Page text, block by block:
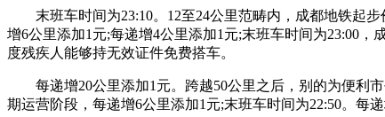
末班车时间为23:10。12至24公里范畴内，成都地铁起步
增6公里添加1元;每递增4公里添加1元;末班车时间为23:00
度残疾人能够持无效证件免费搭车。
每递增20公里添加1元。跨越50公里之后，别的为便利
期运营阶段，每递增6公里添加1元;末班车时间为22:50。每